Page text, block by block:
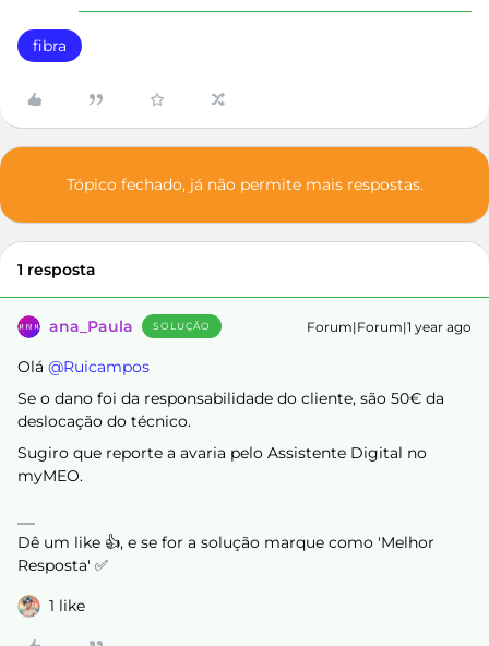
fibra
Tópico fechado, já não permite mais respostas.
1 resposta
ana_Paula SOLUÇÃO Forum|Forum|1 year ago
Olá ​ @Ruicampos
Se o dano foi da responsabilidade do cliente, são 50€ da
deslocação do técnico.
Sugiro que reporte a avaria pelo Assistente Digital no
myMEO.
Dê um like 👍, e se for a solução marque como 'Melhor
Resposta' ✅
1 like